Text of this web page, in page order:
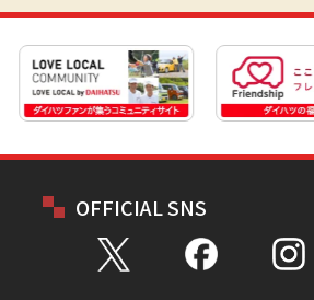
OFFICIAL SNS